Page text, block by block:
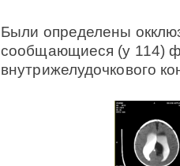
Были определены
сообщающиеся (у 114)
внутрижелудочкового